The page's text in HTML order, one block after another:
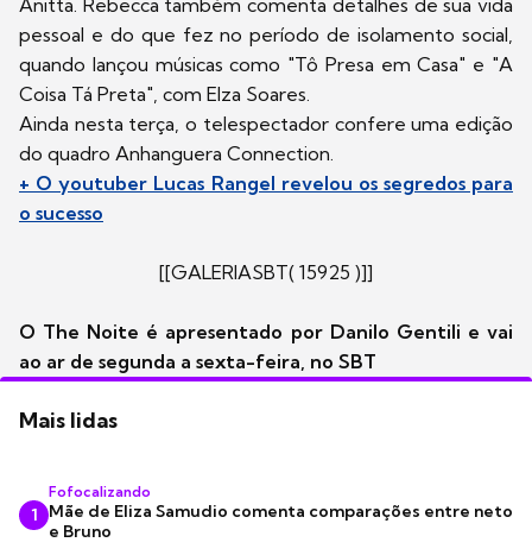
Anitta. Rebecca também comenta detalhes de sua vida
pessoal e do que fez no período de isolamento social,
quando lançou músicas como "Tô Presa em Casa" e "A
Coisa Tá Preta", com Elza Soares.
Ainda nesta terça, o telespectador confere uma edição
do quadro Anhanguera Connection.
+ O youtuber Lucas Rangel revelou os segredos para
o sucesso
[[GALERIASBT( 15925 )]]
O The Noite é apresentado por Danilo Gentili e vai
ao ar de segunda a sexta-feira, no SBT
Mais lidas
1
Fofocalizando
Mãe de Eliza Samudio comenta comparações entre neto
e Bruno